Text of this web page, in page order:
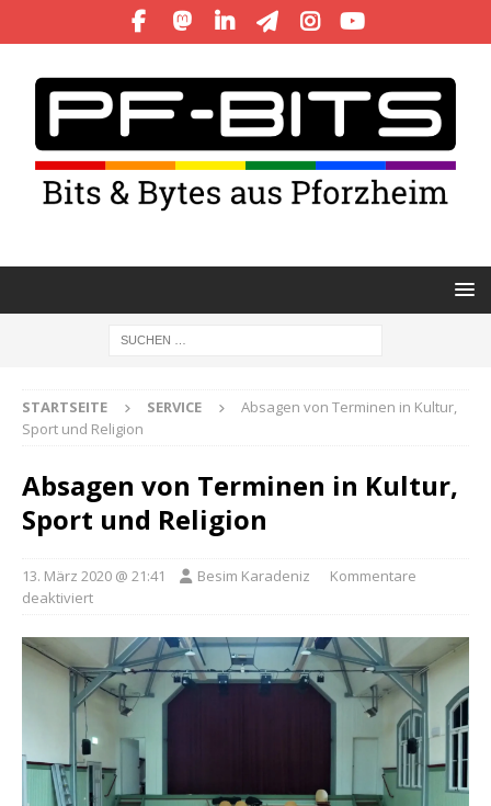
STARTSEITE SERVICE
Absagen von Terminen in Kultur,
Sport und Religion
Absagen von Terminen in Kultur,
Sport und Religion
13. März 2020 @ 21:41 Besim Karadeniz
Kommentare
deaktiviert